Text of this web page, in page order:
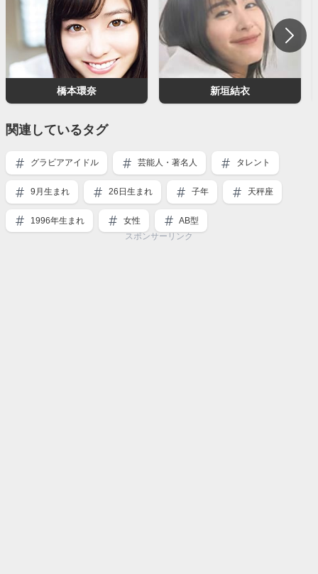
橋本環奈 新垣結衣
関連しているタグ
グラビアアイドル 芸能人・著名人 タレント
9月生まれ 26日生まれ 子年 天秤座
1996年生まれ 女性
AB型
スポンサーリンク